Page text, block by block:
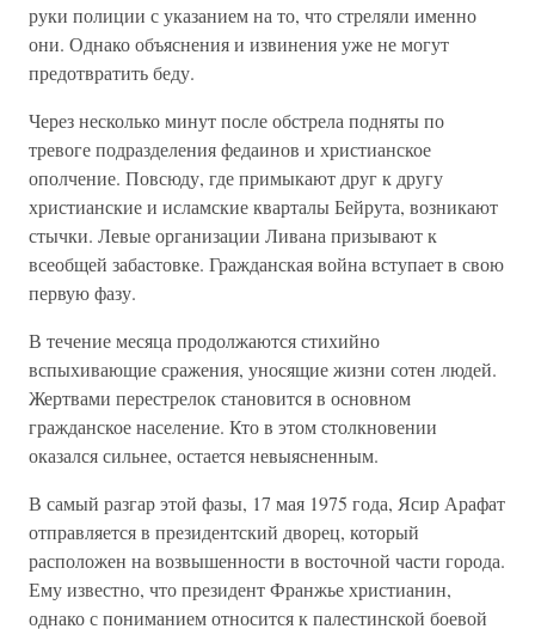
руки полиции с указанием на то, что стреляли именно
они. Однако объяснения и извинения уже не могут
предотвратить беду.
Через несколько минут после обстрела подняты по
тревоге подразделения федаинов и христианское
ополчение. Повсюду, где примыкают друг к другу
христианские и исламские кварталы Бейрута, возникают
стычки. Левые организации Ливана призывают к
всеобщей забастовке. Гражданская война вступает в свою
первую фазу.
В течение месяца продолжаются стихийно
вспыхивающие сражения, уносящие жизни сотен людей.
Жертвами перестрелок становится в основном
гражданское население. Кто в этом столкновении
оказался сильнее, остается невыясненным.
В самый разгар этой фазы, 17 мая 1975 года, Ясир Арафат
отправляется в президентский дворец, который
расположен на возвышенности в восточной части города.
Ему известно, что президент Франжье христианин,
однако с пониманием относится к палестинской боевой